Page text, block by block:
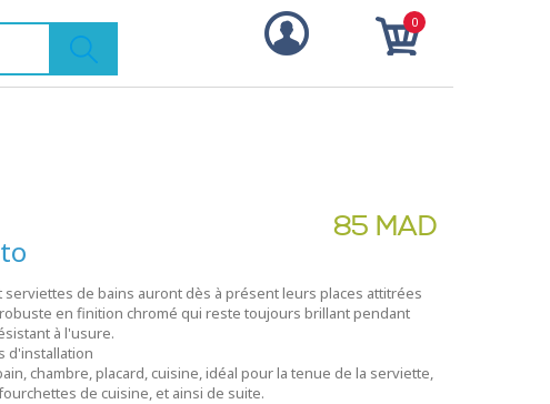
0
85 MAD
de bains auront dès à présent leurs places attitrées
en finition chromé qui reste toujours brillant pendant
à l'usure.
d'installation
chambre, placard, cuisine, idéal pour la tenue de la serviette,
de cuisine, et ainsi de suite.